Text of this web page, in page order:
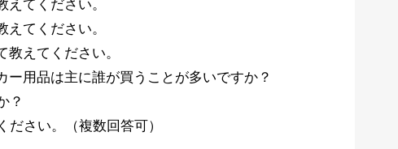
てください。
てください。
えてください。
ー用品は主に誰が買うことが多いですか？
？
さい。（複数回答可）